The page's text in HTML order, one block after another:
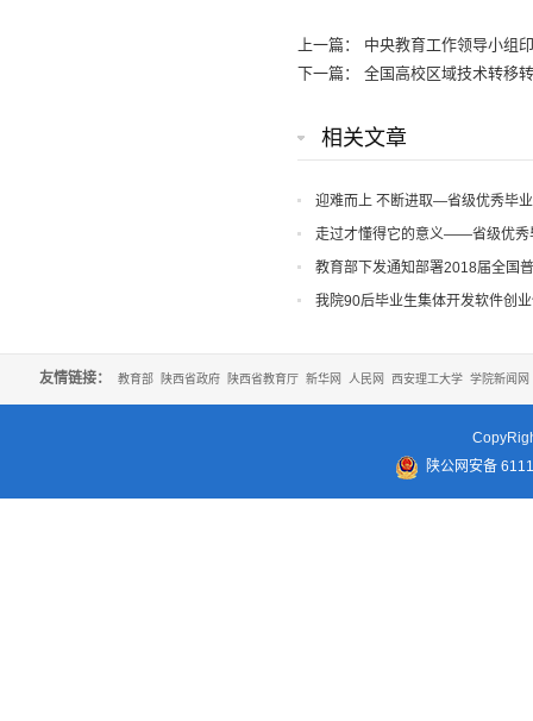
上一篇： 中央教育工作领导小组
下一篇： 全国高校区域技术转移
相关文章
迎难而上 不断进取—省级优秀毕
走过才懂得它的意义——省级优秀
教育部下发通知部署2018届全国
我院90后毕业生集体开发软件创
友情链接： 教育部 陕西省政府 陕西省教育厅 新华网 人民网 西安理工大学 学院新闻网
陕公网安备